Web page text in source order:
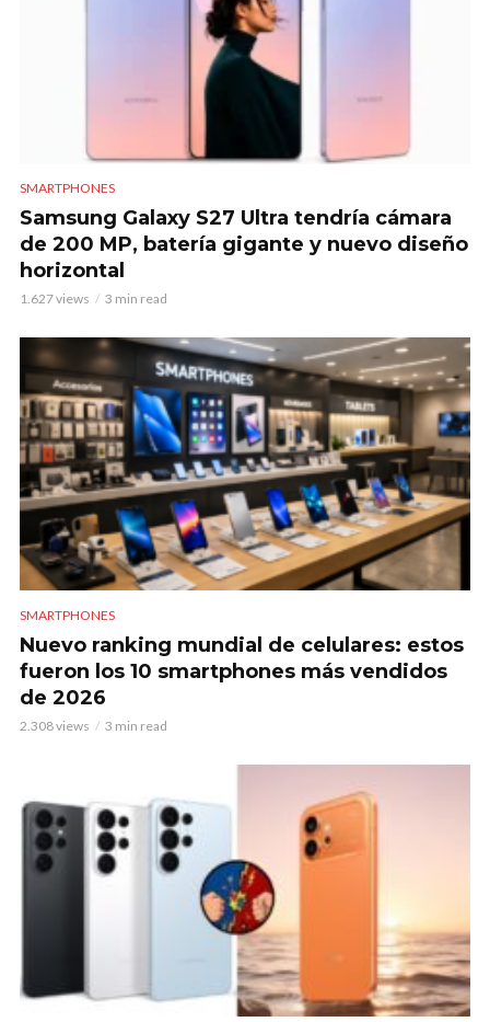
SMARTPHONES
Samsung Galaxy S27 Ultra tendría cámara
de 200 MP, batería gigante y nuevo diseño
horizontal
1.627 views 3 min read
SMARTPHONES
Nuevo ranking mundial de celulares: estos
fueron los 10 smartphones más vendidos
de 2026
2.308 views 3 min read